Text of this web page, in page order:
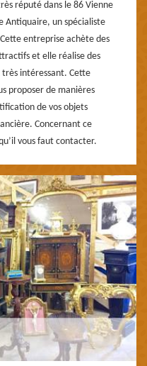
réputé dans le 86 Vienne
Antiquaire, un spécialiste
entreprise achète des
et elle réalise des
très intéressant. Cette
proposer de manières
de vos objets
Concernant ce
vous faut contacter.